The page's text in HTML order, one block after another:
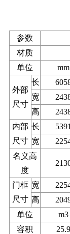
参数
材质
单位
mm
外部
尺寸
长
宽
高
内部
尺寸
长 5391
宽
名义高
度
门框
尺寸
宽
高
单位
m3
容积
25.9